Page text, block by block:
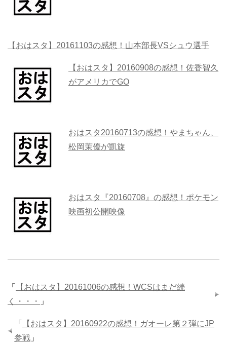
【おはスタ】20161103の感想！山本部長VSシュウ選手
【おはスタ】20160908の感想！佐香智久
がアメリカでGO
おはスタ20160713の感想！やまちゃん、
松岡茉優が凱旋
おはスタ『20160708』の感想！ポケモン
映画初公開映像
「
【おはスタ】20161006の感想！WCSはまだ続
く・・・
」
「
【おはスタ】20160922の感想！ガオーレ第２弾にJP
参戦 」